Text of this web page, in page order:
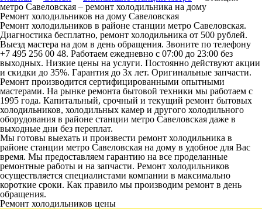
метро Савеловская – ремонт холодильника на дому
Ремонт холодильников на дому Савеловская
Ремонт холодильников в районе станции метро Савеловская.
Диагностика бесплатно, ремонт холодильника от 500 рублей.
Выезд мастера на дом в день обращения. Звоните по телефону
+7 495 256 00 48. Работаем ежедневно с 07:00 до 23:00 без
выходных. Низкие цены на услуги. Постоянно действуют акции
и скидки до 35%. Гарантия до 3х лет. Оригинальные запчасти.
Ремонт производится сертифицированными опытными
мастерами. На рынке ремонта бытовой техники мы работаем с
1995 года. Капитальный, срочный и текущий ремонт бытовых
холодильников, холодильных камер и другого холодильного
оборудования в районе станции метро Савеловская даже в
выходные дни без переплат.
Мы готовы выехать и произвести ремонт холодильника в
районе станции метро Савеловская на дому в удобное для Вас
время. Мы предоставляем гарантию на все проделанные
ремонтные работы и на запчасти. Ремонт холодильников
осуществляется специалистами компании в максимально
короткие сроки. Как правило мы производим ремонт в день
обращения.
Ремонт холодильников цены